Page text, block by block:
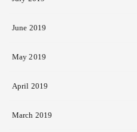
June 2019
May 2019
April 2019
March 2019